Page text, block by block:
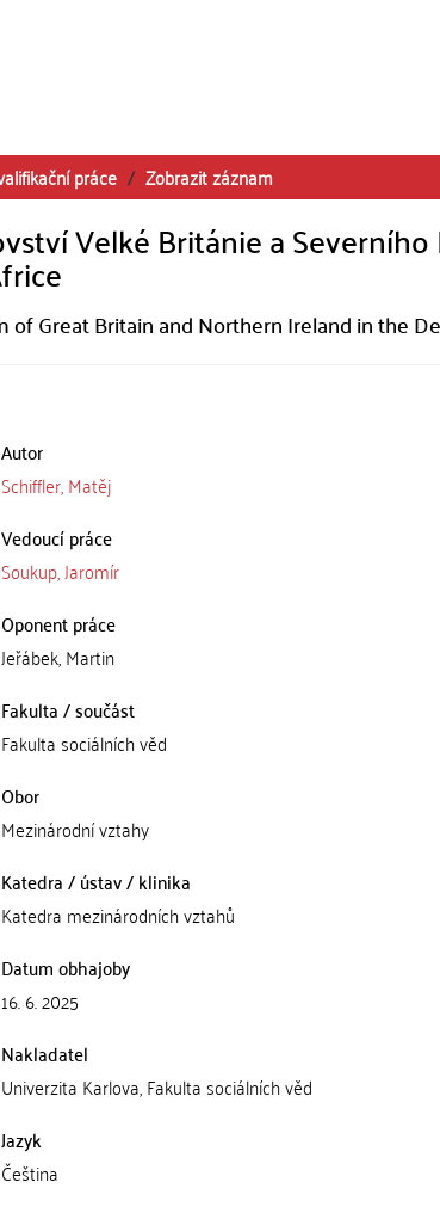
práce Zobrazit záznam
Velké Británie a Severního
Great Britain and Northern Ireland in the
Autor
Schiffler, Matěj
Vedoucí práce
Soukup, Jaromír
Oponent práce
Jeřábek, Martin
Fakulta / součást
Fakulta sociálních věd
Obor
Mezinárodní vztahy
Katedra / ústav / klinika
Katedra mezinárodních vztahů
Datum obhajoby
16. 6. 2025
Nakladatel
Univerzita Karlova, Fakulta sociálních věd
Jazyk
Čeština